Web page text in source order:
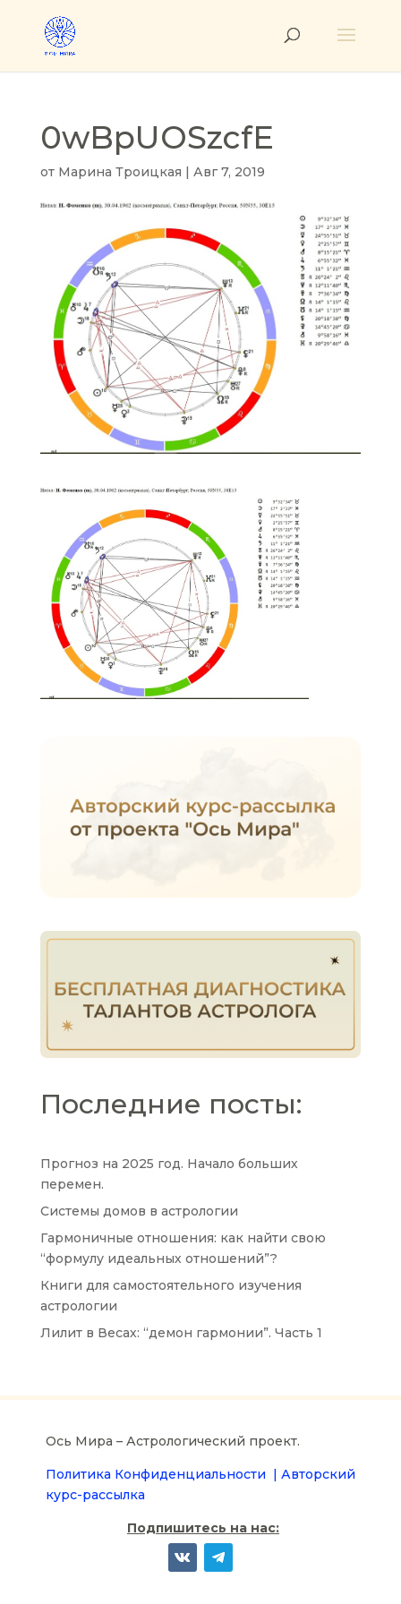
0wBpUOSzcfE
от Марина Троицкая | Авг 7, 2019
Последние посты:
Прогноз на 2025 год. Начало больших
перемен.
Системы домов в астрологии
Гармоничные отношения: как найти свою
“формулу идеальных отношений”?
Книги для самостоятельного изучения
астрологии
Лилит в Весах: “демон гармонии”. Часть 1
Ось Мира – Астрологический проект.
Политика Конфиденциальности | Авторский
курс-рассылка
Подпишитесь на нас: